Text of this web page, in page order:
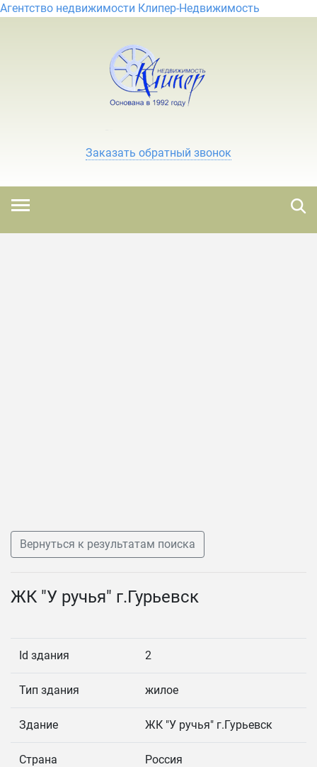
Агентство недвижимости Клипер-Недвижимость
Заказать обратный звонок
Вернуться к результатам поиска
ЖК "У ручья" г.Гурьевск
Id здания 2
Тип здания жилое
Здание ЖК "У ручья" г.Гурьевск
Страна Россия